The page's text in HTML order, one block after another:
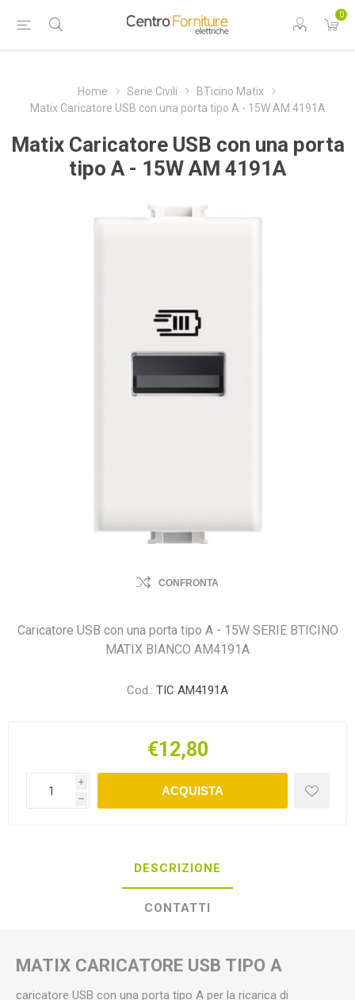
0
Home Serie Civili
BTicino Matix
Matix Caricatore USB con una porta tipo A - 15W AM 4191A
Matix Caricatore USB con una porta
tipo A - 15W AM 4191A
CONFRONTA
Caricatore USB con una porta tipo A - 15W SERIE BTICINO
MATIX BIANCO AM4191A
Cod.: TIC AM4191A
€12,80
i
h
ACQUISTA
DESCRIZIONE
CONTATTI
MATIX CARICATORE USB TIPO A
caricatore USB con una porta tipo A per la ricarica di